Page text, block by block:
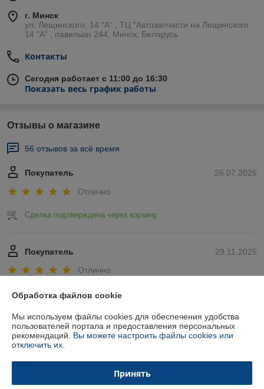
г. Минск
ул. Лещинского, 14 "А" , ТЦ "Автозапчасти на Лещинcкого
14 "A" , павильон 244, Минск, Беларусь
Контакты
Сегодня работает с 11:00 до 16:30
Показать весь график работы
Отзывы о магазине
56 отзывов за всё время
26.07.2026
Покупатель
Отлично
Сделка подтверждена через корзину
29.11.2025
Покупатель
Отлично
Показать все отзывы
О нас
Контакты
Обработка файлов cookie
Мы используем файлы cookies для обеспечения удобства
пользователей портала и предоставления персональных
рекомендаций. Вы можете настроить файлы cookies или
отключить их.
Принять